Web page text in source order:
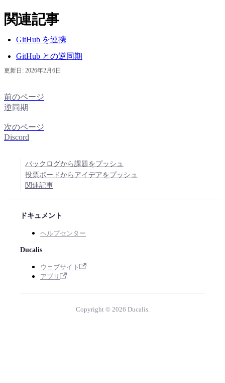
関連記事
GitHub を連携
GitHub との逆同期
更新日: 2026年2月6日
前のページ
逆同期
次のページ
Discord
バックログから課題をプッシュ
投票ボードからアイデアをプッシュ
関連記事
ドキュメント
ヘルプセンター
Ducalis
ウェブサイト
アプリ
Copyright © 2026 Ducalis.